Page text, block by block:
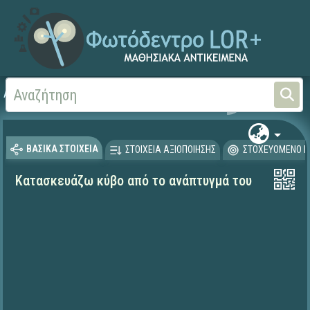
Αρχική
ΒΑΣΙΚΑ ΣΤΟΙΧΕΙΑ ΣΤΟΙΧΕΙΑ ΑΞΙΟΠΟΙΗΣΗΣ ΣΤΟΧΕΥΟΜΕΝΟ
Κατασκευάζω κύβο από το ανάπτυγμά του